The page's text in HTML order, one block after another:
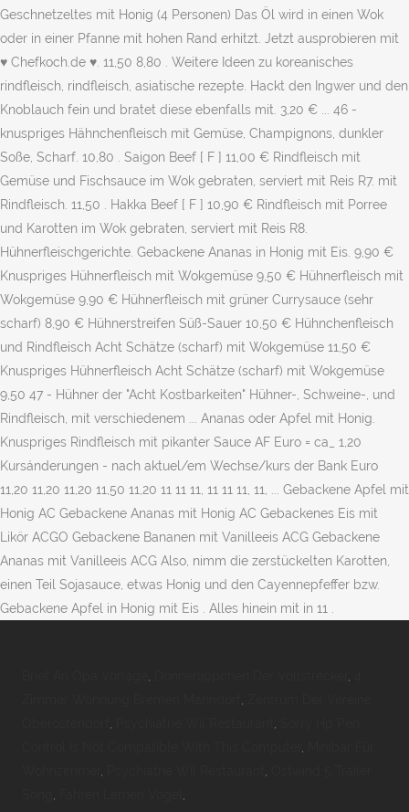
Geschnetzeltes mit Honig (4 Personen) Das Öl wird in einen Wok
oder in einer Pfanne mit hohen Rand erhitzt. Jetzt ausprobieren mit
♥ Chefkoch.de ♥. 11,50 8,80 . Weitere Ideen zu koreanisches
rindfleisch, rindfleisch, asiatische rezepte. Hackt den Ingwer und den
Knoblauch fein und bratet diese ebenfalls mit. 3,20 € ... 46 -
knuspriges Hähnchenfleisch mit Gemüse, Champignons, dunkler
Soße, Scharf. 10,80 . Saigon Beef [ F ] 11,00 € Rindfleisch mit
Gemüse und Fischsauce im Wok gebraten, serviert mit Reis R7. mit
Rindfleisch. 11,50 . Hakka Beef [ F ] 10,90 € Rindfleisch mit Porree
und Karotten im Wok gebraten, serviert mit Reis R8.
Hühnerfleischgerichte. Gebackene Ananas in Honig mit Eis. 9,90 €
Knuspriges Hühnerfleisch mit Wokgemüse 9,50 € Hühnerfleisch mit
Wokgemüse 9,90 € Hühnerfleisch mit grüner Currysauce (sehr
scharf) 8,90 € Hühnerstreifen Süß-Sauer 10,50 € Hühnchenfleisch
und Rindfleisch Acht Schätze (scharf) mit Wokgemüse 11,50 €
Knuspriges Hühnerfleisch Acht Schätze (scharf) mit Wokgemüse
9,50 47 - Hühner der "Acht Kostbarkeiten" Hühner-, Schweine-, und
Rindfleisch, mit verschiedenem ... Ananas oder Apfel mit Honig.
Knuspriges Rindfleisch mit pikanter Sauce AF Euro = ca_ 1,20
Kursánderungen - nach aktuel/em Wechse/kurs der Bank Euro
11,20 11,20 11,20 11,50 11,20 11 11 11, 11 11 11, 11, ... Gebackene Apfel mit
Honig AC Gebackene Ananas mit Honig AC Gebackenes Eis mit
Likör ACGO Gebackene Bananen mit Vanilleeis ACG Gebackene
Ananas mit Vanilleeis ACG Also, nimm die zerstückelten Karotten,
einen Teil Sojasauce, etwas Honig und den Cayennepfeffer bzw.
Gebackene Apfel in Honig mit Eis . Alles hinein mit in 11 .